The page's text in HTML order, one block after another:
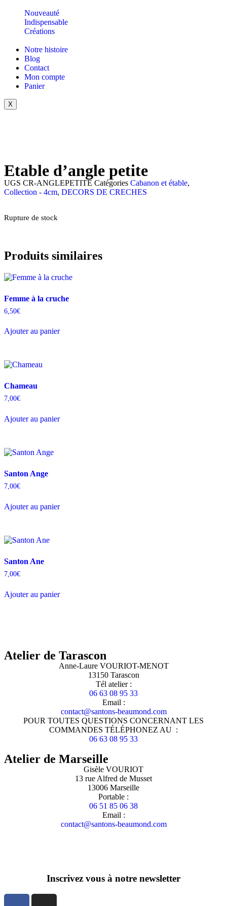
Nouveauté
Indispensable
Créations
Notre histoire
Blog
Contact
Mon compte
Panier
X
Etable d’angle petite
UGS CR-ANGLEPETITE Catégories Cabanon et étable,
Collection - 4cm, DECORS DE CRECHES
Rupture de stock
Produits similaires
Femme à la cruche
6,50€
Ajouter au panier
Chameau
7,00€
Ajouter au panier
Santon Ange
7,00€
Ajouter au panier
Santon Ane
7,00€
Ajouter au panier
Atelier de Tarascon
Anne-Laure VOURIOT-MENOT
13150 Tarascon
Tél atelier :
06 63 08 95 33
Email :
contact@santons-beaumond.com
POUR TOUTES QUESTIONS CONCERNANT LES
COMMANDES TÉLÉPHONEZ AU :
06 63 08 95 33
Atelier de Marseille
Gisèle VOURIOT
13 rue Alfred de Musset
13006 Marseille
Portable :
06 51 85 06 38
Email :
contact@santons-beaumond.com
Inscrivez vous à notre newsletter